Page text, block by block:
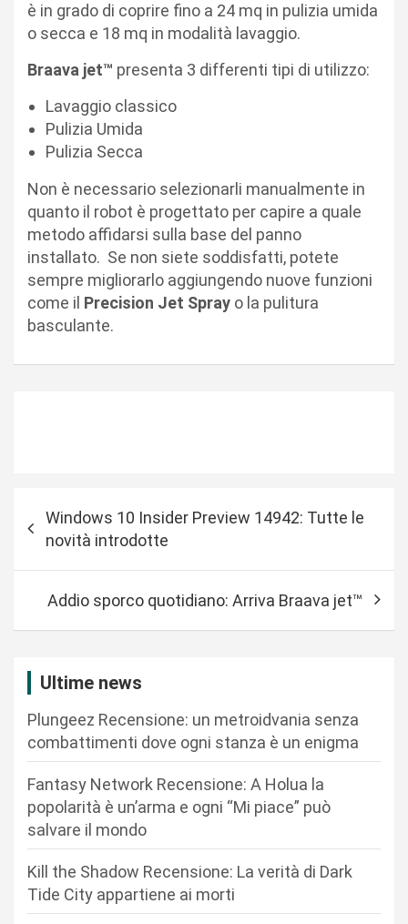
è in grado di coprire fino a 24 mq in pulizia umida
o secca e 18 mq in modalità lavaggio.
Braava jet™ presenta 3 differenti tipi di utilizzo:
Lavaggio classico
Pulizia Umida
Pulizia Secca
Non è necessario selezionarli manualmente in
quanto il robot è progettato per capire a quale
metodo affidarsi sulla base del panno
installato. Se non siete soddisfatti, potete
sempre migliorarlo aggiungendo nuove funzioni
come il Precision Jet Spray o la pulitura
basculante.
Windows 10 Insider Preview 14942: Tutte le
novità introdotte
Addio sporco quotidiano: Arriva Braava jet™
Ultime news
Plungeez Recensione: un metroidvania senza
combattimenti dove ogni stanza è un enigma
Fantasy Network Recensione: A Holua la
popolarità è un’arma e ogni “Mi piace” può
salvare il mondo
Kill the Shadow Recensione: La verità di Dark
Tide City appartiene ai morti